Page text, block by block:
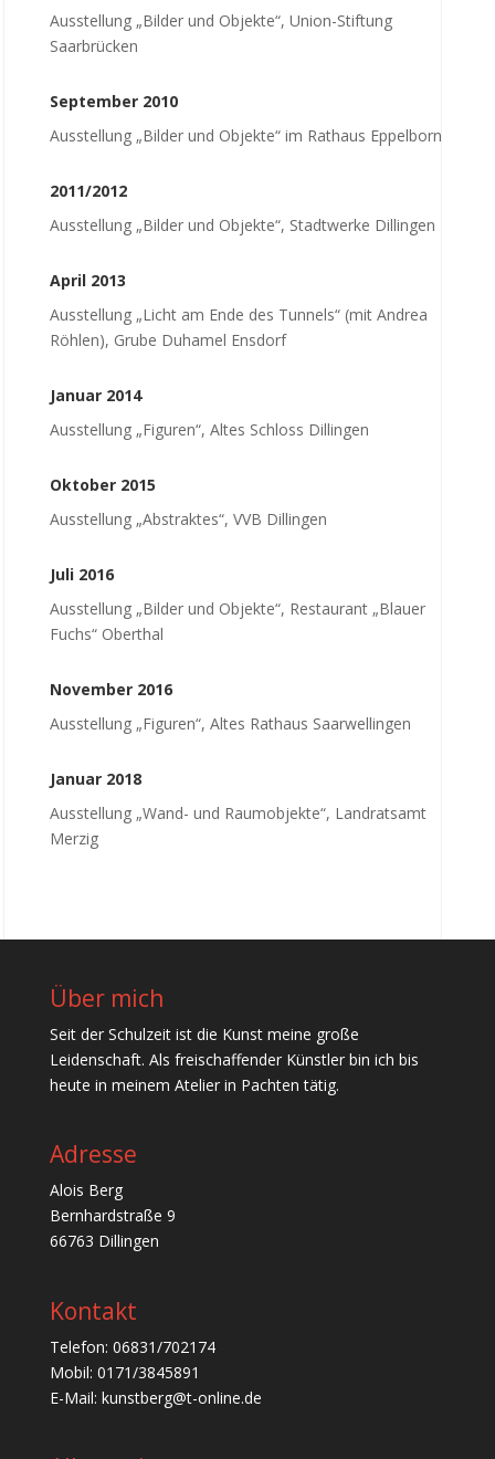
Ausstellung „Bilder und Objekte“, Union-Stiftung
Saarbrücken
September 2010
Ausstellung „Bilder und Objekte“ im Rathaus Eppelborn
2011/2012
Ausstellung „Bilder und Objekte“, Stadtwerke Dillingen
April 2013
Ausstellung „Licht am Ende des Tunnels“ (mit Andrea
Röhlen), Grube Duhamel Ensdorf
Januar 2014
Ausstellung „Figuren“, Altes Schloss Dillingen
Oktober 2015
Ausstellung „Abstraktes“, VVB Dillingen
Juli 2016
Ausstellung „Bilder und Objekte“, Restaurant „Blauer
Fuchs“ Oberthal
November 2016
Ausstellung „Figuren“, Altes Rathaus Saarwellingen
Januar 2018
Ausstellung „Wand- und Raumobjekte“, Landratsamt
Merzig
Über mich
Seit der Schulzeit ist die Kunst meine große
Leidenschaft. Als freischaffender Künstler bin ich bis
heute in meinem Atelier in Pachten tätig.
Adresse
Alois Berg
Bernhardstraße 9
66763 Dillingen
Kontakt
Telefon: 06831/702174
Mobil: 0171/3845891
E-Mail: kunstberg@t-online.de